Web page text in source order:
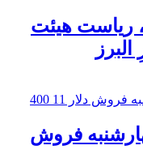
ریاست هیئت
فروش